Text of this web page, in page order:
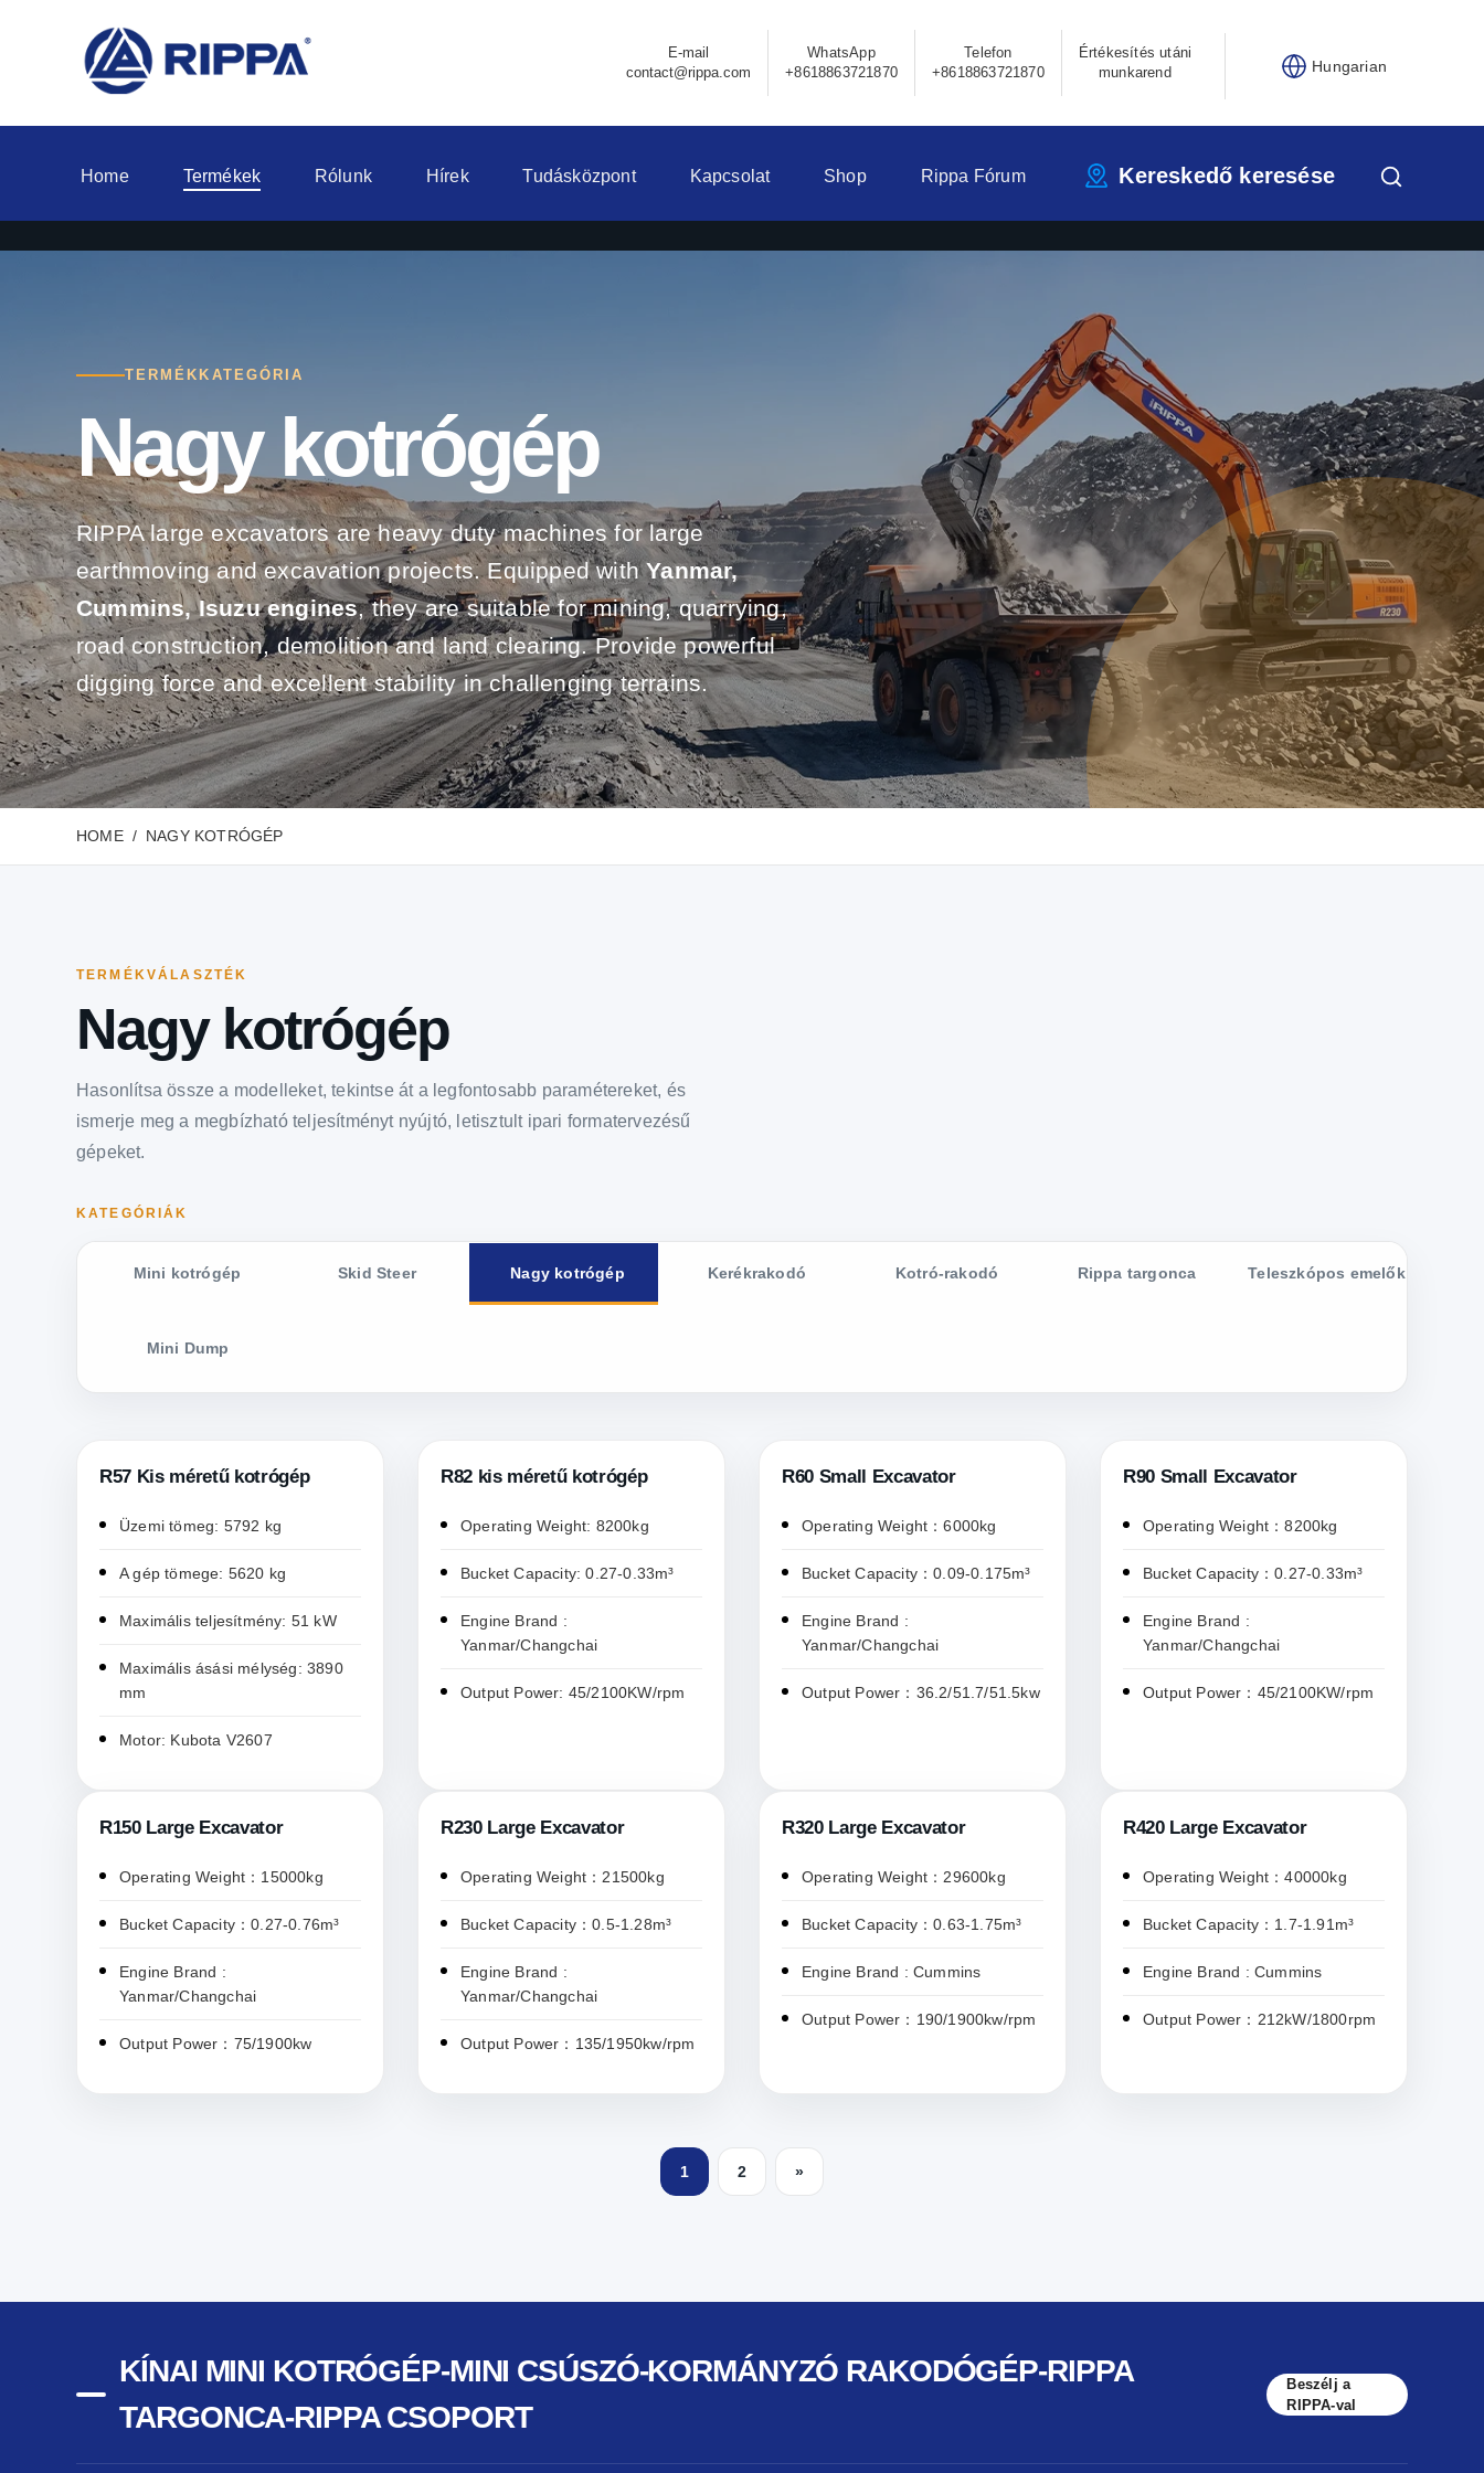
E-mail
contact@rippa.com
WhatsApp
+8618863721870
Telefon
+8618863721870
Értékesítés utáni
munkarend
Hungarian
Home Termékek Rólunk Hírek Tudásközpont Kapcsolat Shop Rippa Fórum Kereskedő keresése
TERMÉKKATEGÓRIA
Nagy kotrógép
RIPPA large excavators are heavy duty machines for large
earthmoving and excavation projects. Equipped withYanmar,
Cummins, Isuzu engines, they are suitable for mining, quarrying,
road construction, demolition and land clearing. Provide powerful
digging force and excellent stability in challenging terrains.
HOME NAGY KOTRÓGÉP
TERMÉKVÁLASZTÉK
Nagy kotrógép
Hasonlítsa össze a modelleket, tekintse át a legfontosabb paramétereket, és
ismerje meg a megbízható teljesítményt nyújtó, letisztult ipari formatervezésű
gépeket.
KATEGÓRIÁK
Mini kotrógép Skid Steer Nagy kotrógép Kerékrakodó Kotró-rakodó Rippa targonca Teleszkópos emelők
Mini Dump
R57 Kis méretű kotrógép
Üzemi tömeg: 5792 kg
A gép tömege: 5620 kg
Maximális teljesítmény: 51 kW
Maximális ásási mélység: 3890
mm
Motor: Kubota V2607
R82 kis méretű kotrógép
Operating Weight: 8200kg
Bucket Capacity: 0.27-0.33m³
Engine Brand :
Yanmar/Changchai
Output Power: 45/2100KW/rpm
R60 Small Excavator
Operating Weight：6000kg
Bucket Capacity：0.09-0.175m³
Engine Brand :
Yanmar/Changchai
Output Power：36.2/51.7/51.5kw
R90 Small Excavator
Operating Weight：8200kg
Bucket Capacity：0.27-0.33m³
Engine Brand :
Yanmar/Changchai
Output Power：45/2100KW/rpm
R150 Large Excavator
Operating Weight：15000kg
Bucket Capacity：0.27-0.76m³
Engine Brand :
Yanmar/Changchai
Output Power：75/1900kw
R230 Large Excavator
Operating Weight：21500kg
Bucket Capacity：0.5-1.28m³
Engine Brand :
Yanmar/Changchai
Output Power：135/1950kw/rpm
R320 Large Excavator
Operating Weight：29600kg
Bucket Capacity：0.63-1.75m³
Engine Brand : Cummins
Output Power：190/1900kw/rpm
R420 Large Excavator
Operating Weight：40000kg
Bucket Capacity：1.7-1.91m³
Engine Brand : Cummins
Output Power：212kW/1800rpm
1 2 »
KÍNAI MINI KOTRÓGÉP-MINI CSÚSZÓ-KORMÁNYZÓ RAKODÓGÉP-RIPPA
TARGONCA-RIPPA CSOPORT
Beszélj a
RIPPA-val